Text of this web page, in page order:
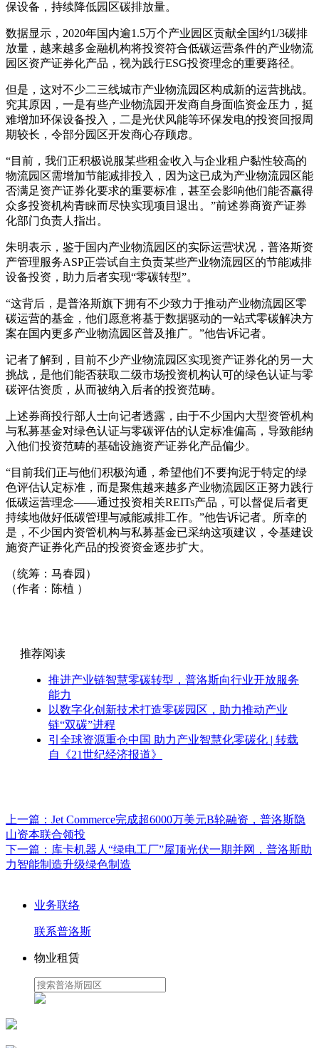
保设备，持续降低园区碳排放量。
数据显示，2020年国内逾1.5万个产业园区贡献全国约1/3碳排
放量，越来越多金融机构将投资符合低碳运营条件的产业物流
园区资产证券化产品，视为践行ESG投资理念的重要路径。
但是，这对不少二三线城市产业物流园区构成新的运营挑战。
究其原因，一是有些产业物流园开发商自身面临资金压力，挺
难增加环保设备投入，二是光伏风能等环保发电的投资回报周
期较长，令部分园区开发商心存顾虑。
“目前，我们正积极说服某些租金收入与企业租户黏性较高的
物流园区需增加节能减排投入，因为这已成为产业物流园区能
否满足资产证券化要求的重要标准，甚至会影响他们能否赢得
众多投资机构青睐而尽快实现项目退出。”前述券商资产证券
化部门负责人指出。
朱明表示，鉴于国内产业物流园区的实际运营状况，普洛斯资
产管理服务ASP正尝试自主负责某些产业物流园区的节能减排
设备投资，助力后者实现“零碳转型”。
“这背后，是普洛斯旗下拥有不少致力于推动产业物流园区零
碳运营的基金，他们愿意将基于数据驱动的一站式零碳解决方
案在国内更多产业物流园区普及推广。”他告诉记者。
记者了解到，目前不少产业物流园区实现资产证券化的另一大
挑战，是他们能否获取二级市场投资机构认可的绿色认证与零
碳评估资质，从而被纳入后者的投资范畴。
上述券商投行部人士向记者透露，由于不少国内大型资管机构
与私募基金对绿色认证与零碳评估的认定标准偏高，导致能纳
入他们投资范畴的基础设施资产证券化产品偏少。
“目前我们正与他们积极沟通，希望他们不要拘泥于特定的绿
色评估认定标准，而是聚焦越来越多产业物流园区正努力践行
低碳运营理念——通过投资相关REITs产品，可以督促后者更
持续地做好低碳管理与减能减排工作。”他告诉记者。所幸的
是，不少国内资管机构与私募基金已采纳这项建议，令基建设
施资产证券化产品的投资资金逐步扩大。
（统筹：马春园）
（作者：陈植 ）
推荐阅读
推进产业链智慧零碳转型，普洛斯向行业开放服务
能力
以数字化创新技术打造零碳园区，助力推动产业
链“双碳”进程
引全球资源重仓中国 助力产业智慧化零碳化 | 转载
自《21世纪经济报道》
上一篇： Jet Commerce完成超6000万美元B轮融资，普洛斯隐
山资本联合领投
下一篇： 库卡机器人“绿电工厂”屋顶光伏一期并网，普洛斯助
力智能制造升级绿色制造
业务联络
联系普洛斯
物业租赁